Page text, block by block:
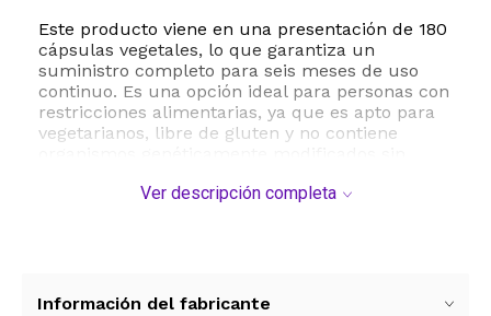
Este producto viene en una presentación de 180
cápsulas vegetales, lo que garantiza un
suministro completo para seis meses de uso
continuo. Es una opción ideal para personas con
restricciones alimentarias, ya que es apto para
vegetarianos, libre de gluten y no contiene
estrictos estándares de calidad en una
niveles de energía y vitalidad de manera segura
Ver descripción completa
Información del fabricante